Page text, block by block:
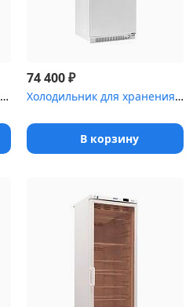
Шкаф холодильный фармацевтический Polair ШХФ-1,4 с металлическими...
74 400₽
Холодильник для хранения крови Pozis ХК-400-2 с металлической две...
В корзину